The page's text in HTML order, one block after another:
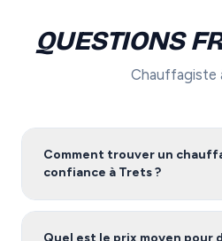
QUESTIONS
Chauffagiste
Comment trouver un
confiance à Trets ?
Pour trouver un chauffagiste
Quel est le prix moyen pour